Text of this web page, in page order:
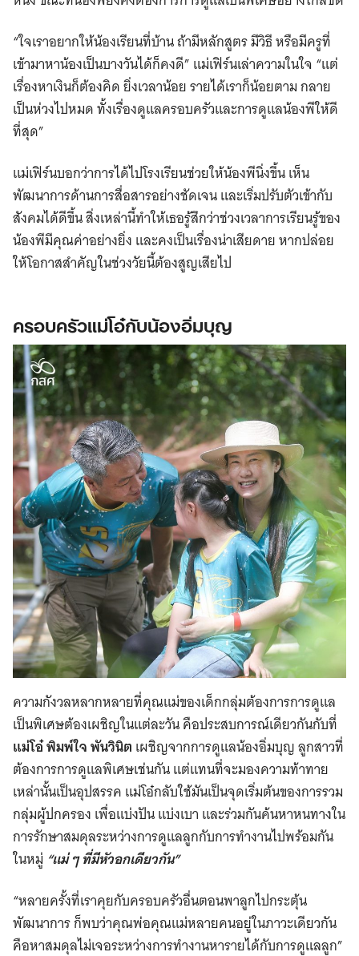
“ใจเราอยากให้น้องเรียนที่บ้าน ถ้ามีหลักสูตร มีวิธี หรือมีครูที่
เข้ามาหาน้องเป็นบางวันได้ก็คงดี” แม่เฟิร์นเล่าความในใจ “แต่
เรื่องหาเงินก็ต้องคิด ยิ่งเวลาน้อย รายได้เราก็น้อยตาม กลาย
เป็นห่วงไปหมด ทั้งเรื่องดูแลครอบครัวและการดูแลน้องพีให้ดี
ที่สุด”
แม่เฟิร์นบอกว่าการได้ไปโรงเรียนช่วยให้น้องพีนิ่งขึ้น เห็น
พัฒนาการด้านการสื่อสารอย่างชัดเจน และเริ่มปรับตัวเข้ากับ
สังคมได้ดีขึ้น สิ่งเหล่านี้ทำให้เธอรู้สึกว่าช่วงเวลาการเรียนรู้ของ
น้องพีมีคุณค่าอย่างยิ่ง และคงเป็นเรื่องน่าเสียดาย หากปล่อย
ให้โอกาสสำคัญในช่วงวัยนี้ต้องสูญเสียไป
ครอบครัวแม่โอ๋กับน้องอิ่มบุญ
ความกังวลหลากหลายที่คุณแม่ของเด็กกลุ่มต้องการการดูแล
เป็นพิเศษต้องเผชิญในแต่ละวัน คือประสบการณ์เดียวกันกับที่
แม่โอ๋ พิมพ์ใจ พันวินิต เผชิญจากการดูแลน้องอิ่มบุญ ลูกสาวที่
ต้องการการดูแลพิเศษเช่นกัน แต่แทนที่จะมองความท้าทาย
เหล่านั้นเป็นอุปสรรค แม่โอ๋กลับใช้มันเป็นจุดเริ่มต้นของการรวม
กลุ่มผู้ปกครอง เพื่อแบ่งปัน แบ่งเบา และร่วมกันค้นหาหนทางใน
การรักษาสมดุลระหว่างการดูแลลูกกับการทำงานไปพร้อมกัน
ในหมู่ “แม่ ๆ ที่มีหัวอกเดียวกัน”
“หลายครั้งที่เราคุยกับครอบครัวอื่นตอนพาลูกไปกระตุ้น
พัฒนาการ ก็พบว่าคุณพ่อคุณแม่หลายคนอยู่ในภาวะเดียวกัน
คือหาสมดุลไม่เจอระหว่างการทำงานหารายได้กับการดูแลลูก”